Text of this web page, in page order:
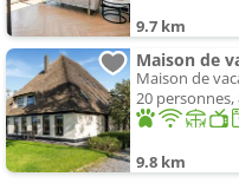
9.7 km
Maison de
Maison de
20 personnes,
9.8 km